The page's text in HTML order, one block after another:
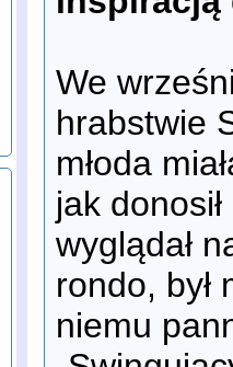
We
hrabstwie
młoda
jak
wyglądał
rondo,
niemu